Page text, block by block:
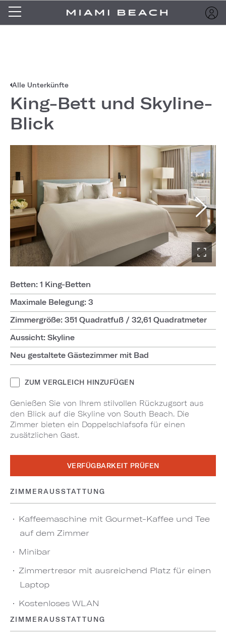
Alle Unterkünfte
King-Bett und Skyline-
Blick
Betten: 1 King-Betten
Maximale Belegung: 3
Zimmergröße: 351 Quadratfuß / 32,61 Quadratmeter
Aussicht: Skyline
Neu gestaltete Gästezimmer mit Bad
ZUM VERGLEICH HINZUFÜGEN
Genießen Sie von Ihrem stilvollen Rückzugsort aus
den Blick auf die Skyline von South Beach. Die
Zimmer bieten ein Doppelschlafsofa für einen
zusätzlichen Gast.
VERFÜGBARKEIT PRÜFEN
ZIMMERAUSSTATTUNG
Kaffeemaschine mit Gourmet-Kaffee und Tee
auf dem Zimmer
Minibar
Zimmertresor mit ausreichend Platz für einen
Laptop
Kostenloses WLAN
ZIMMERAUSSTATTUNG